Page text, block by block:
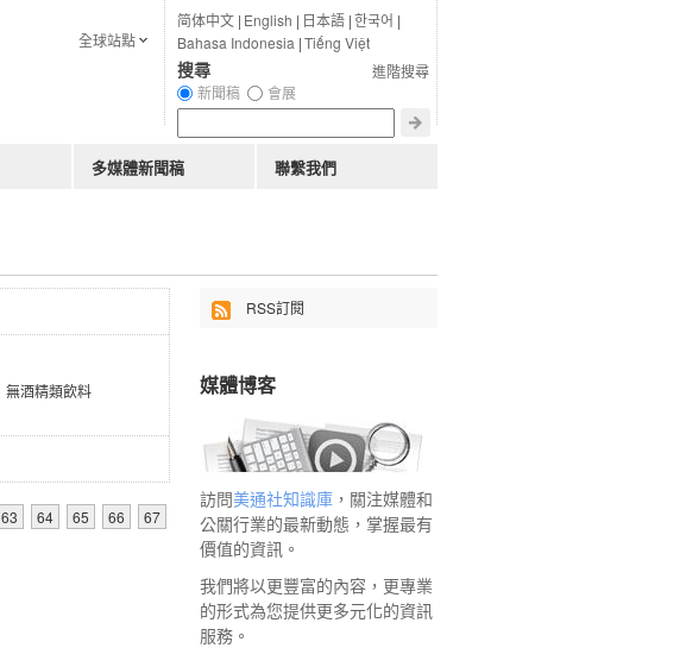
RSS訂閱
媒體博客
訪問美通社知識庫，關注媒體和
公關行業的最新動態，掌握最有
價值的資訊。
我們將以更豐富的內容，更專業
的形式為您提供更多元化的資訊
服務。
無酒精類飲料
63 64 65 66 67
简体中文| English | 日本語|한국어 |
Bahasa Indonesia |Tiếng Việt
進階搜尋
搜尋
新聞稿 會展
全球站點
多媒體新聞稿 聯繫我們